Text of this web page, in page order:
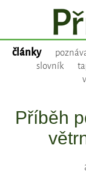
články
slovník
Příběh